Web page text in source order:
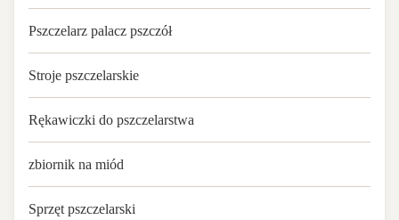
Pszczelarz palacz pszczół
Stroje pszczelarskie
Rękawiczki do pszczelarstwa
zbiornik na miód
Sprzęt pszczelarski